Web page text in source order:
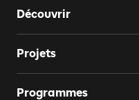
Découvrir
Projets
Programmes